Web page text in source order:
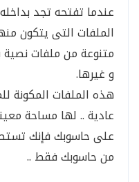
عندما تفتحه تجد
الملفات التى يتكون
متنوعة من ملفات نصية
و غيرها.
هذه الملفات المكونة
عادية .. لها مساحة
على حاسوبك فإنك
من حاسوبك فقط ..